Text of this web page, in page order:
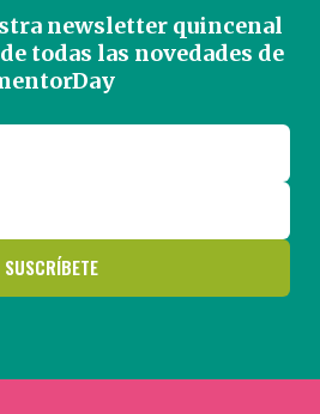
newsletter quincenal
todas las novedades de